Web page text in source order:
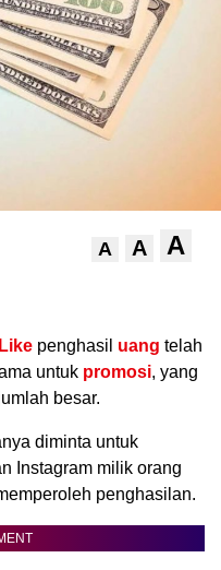
A A A
Like penghasil uang telah
untuk promosi, yang
besar.
diminta untuk
Instagram milik orang
penghasilan.